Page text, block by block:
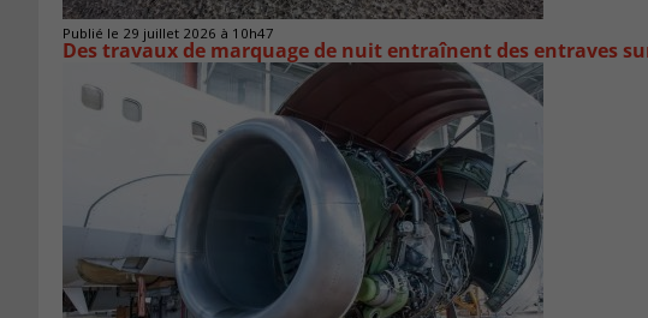
Publié le 29 juillet 2026 à 10h47
Des travaux de marquage de nuit entraînent des entraves